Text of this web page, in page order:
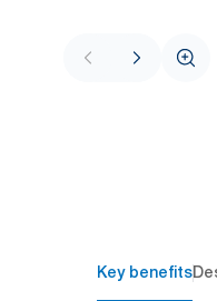
Key benefits